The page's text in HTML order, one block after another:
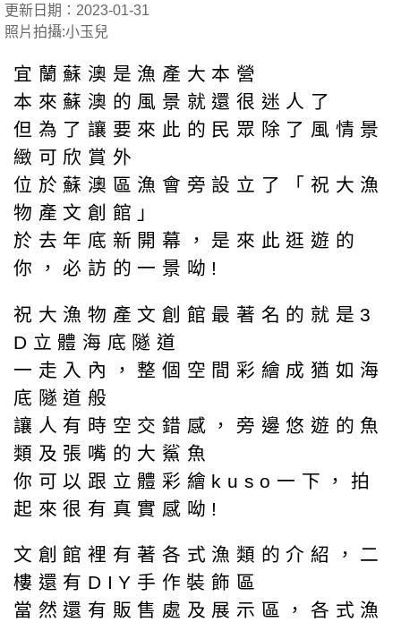
更新日期：2023-01-31
照片拍攝:小玉兒
宜蘭蘇澳是漁產大本營
本來蘇澳的風景就還很迷人了
但為了讓要來此的民眾除了風情景
緻可欣賞外
位於蘇澳區漁會旁設立了「祝大漁
物產文創館」
於去年底新開幕，是來此逛遊的
你，必訪的一景呦!
祝大漁物產文創館最著名的就是3
D立體海底隧道
一走入內，整個空間彩繪成猶如海
底隧道般
讓人有時空交錯感，旁邊悠遊的魚
類及張嘴的大鯊魚
你可以跟立體彩繪kuso一下，拍
起來很有真實感呦!
文創館裡有著各式漁類的介紹，二
樓還有DIY手作裝飾區
當然還有販售處及展示區，各式漁